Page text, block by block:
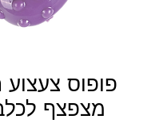
פופוס צעצוע
מצפצף